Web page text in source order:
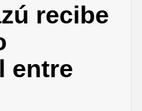
recibe
entre